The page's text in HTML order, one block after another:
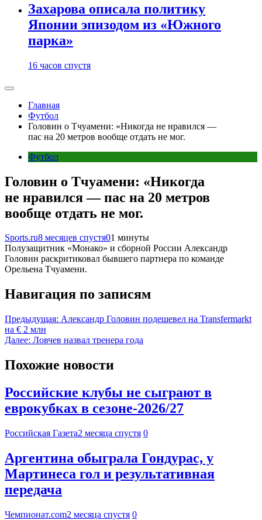
Захарова описала политику
Японии эпизодом из «Южного
парка»
16 часов спустя
Главная
Футбол
Головин о Тчуамени: «Никогда не нравился —
пас на 20 метров вообще отдать не мог.
Футбол
Головин о Тчуамени: «Никогда
не нравился — пас на 20 метров
вообще отдать не мог.
Sports.ru8 месяцев спустя01 минуты
Полузащитник «Монако» и сборной России Александр
Головин раскритиковал бывшего партнера по команде
Орельена Тчуамени.
Навигация по записям
Предыдущая: Александр Головин подешевел на Transfermarkt
на € 2 млн
Далее: Ловчев назвал тренера года
Похожие новости
Российские клубы не сыграют в
еврокубках в сезоне-2026/27
Российская Газета2 месяца спустя 0
Аргентина обыграла Гондурас, у
Мартинеса гол и результативная
передача
Чемпионат.com2 месяца спустя 0